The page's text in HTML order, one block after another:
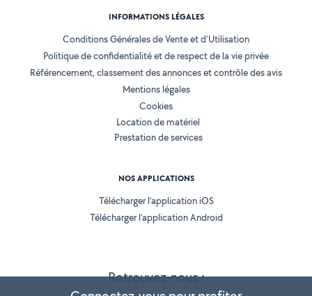
Retrouvez-nous :
INFORMATIONS LÉGALES
Conditions Générales de Vente et d'Utilisation
Politique de confidentialité et de respect de la vie privée
Référencement, classement des annonces et contrôle des avis
Mentions légales
Cookies
Location de matériel
Prestation de services
NOS APPLICATIONS
Télécharger l’application iOS
Télécharger l’application Android